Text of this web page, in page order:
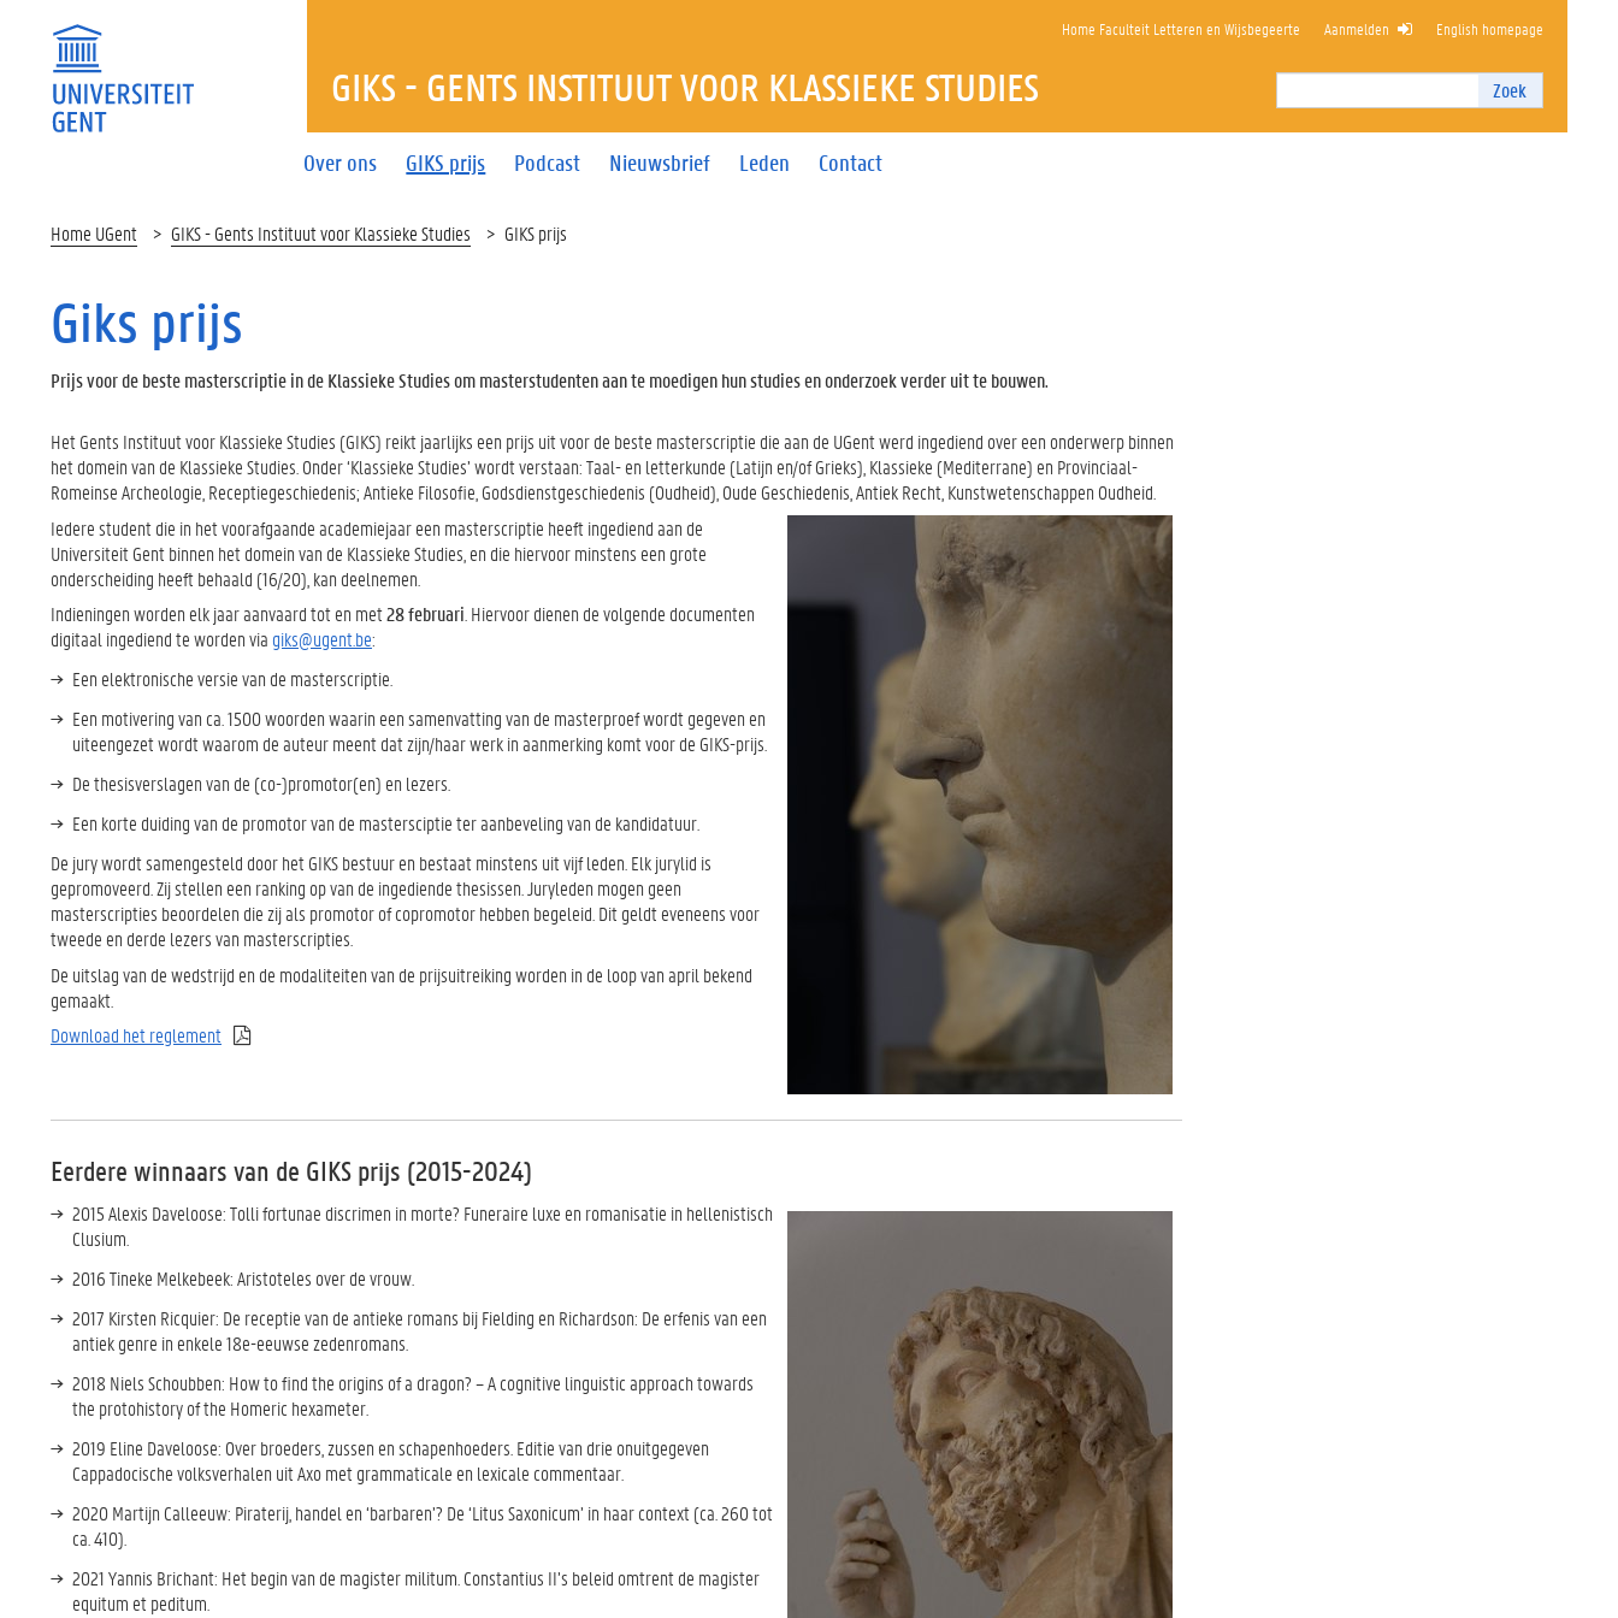
Zoek
Zoek
Home Faculteit Letteren en Wijsbegeerte Aanmelden English homepage
Over ons GIKS prijs Podcast Nieuwsbrief Leden Contact
GIKS - GENTS INSTITUUT VOOR KLASSIEKE STUDIES
Home UGent GIKS - Gents Instituut voor Klassieke Studies GIKS prijs
Giks prijs
Prijs voor de beste masterscriptie in de Klassieke Studies om masterstudenten aan te moedigen hun studies en onderzoek verder uit te bouwen.
Het Gents Instituut voor Klassieke Studies (GIKS) reikt jaarlijks een prijs uit voor de beste masterscriptie die aan de UGent werd ingediend over een onderwerp binnen
het domein van de Klassieke Studies. Onder ‘Klassieke Studies’ wordt verstaan: Taal- en letterkunde (Latijn en/of Grieks), Klassieke (Mediterrane) en Provinciaal-
Romeinse Archeologie, Receptiegeschiedenis; Antieke Filosofie, Godsdienstgeschiedenis (Oudheid), Oude Geschiedenis, Antiek Recht, Kunstwetenschappen Oudheid.
Iedere student die in het voorafgaande academiejaar een masterscriptie heeft ingediend aan de
Universiteit Gent binnen het domein van de Klassieke Studies, en die hiervoor minstens een grote
onderscheiding heeft behaald (16/20), kan deelnemen.
Indieningen worden elk jaar aanvaard tot en met28 februari . Hiervoor dienen de volgende documenten
digitaal ingediend te worden via giks@ugent.be:
Een elektronische versie van de masterscriptie.
Een motivering van ca. 1500 woorden waarin een samenvatting van de masterproef wordt gegeven en
uiteengezet wordt waarom de auteur meent dat zijn/haar werk in aanmerking komt voor de GIKS-prijs.
De thesisverslagen van de (co-)promotor(en) en lezers.
Een korte duiding van de promotor van de mastersciptie ter aanbeveling van de kandidatuur.
De jury wordt samengesteld door het GIKS bestuur en bestaat minstens uit vijf leden. Elk jurylid is
gepromoveerd. Zij stellen een ranking op van de ingediende thesissen. Juryleden mogen geen
masterscripties beoordelen die zij als promotor of copromotor hebben begeleid. Dit geldt eveneens voor
tweede en derde lezers van masterscripties.
De uitslag van de wedstrijd en de modaliteiten van de prijsuitreiking worden in de loop van april bekend
gemaakt.
Download het reglement
Eerdere winnaars van de GIKS prijs (2015-2024)
2015 Alexis Daveloose: Tolli fortunae discrimen in morte? Funeraire luxe en romanisatie in hellenistisch
Clusium.
2016 Tineke Melkebeek: Aristoteles over de vrouw.
2017 Kirsten Ricquier: De receptie van de antieke romans bij Fielding en Richardson: De erfenis van een
antiek genre in enkele 18e-eeuwse zedenromans.
2018 Niels Schoubben: How to find the origins of a dragon? – A cognitive linguistic approach towards
the protohistory of the Homeric hexameter.
2019 Eline Daveloose: Over broeders, zussen en schapenhoeders. Editie van drie onuitgegeven
Cappadocische volksverhalen uit Axo met grammaticale en lexicale commentaar.
2020 Martijn Calleeuw: Piraterij, handel en ‘barbaren’? De ‘Litus Saxonicum’ in haar context (ca. 260 tot
ca. 410).
2021 Yannis Brichant: Het begin van de magister militum. Constantius II’s beleid omtrent de magister
equitum et peditum.